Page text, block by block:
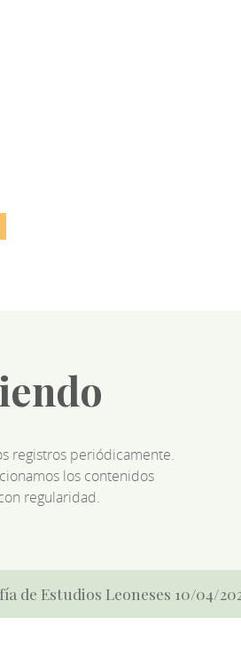
registros periódicamente.
los contenidos
regularidad.
de Estudios Leoneses 10/04/